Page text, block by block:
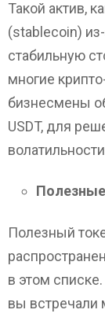
Такой актив,
(stablecoin)
стабильную
многие
бизнесмены
USDT, для
Полезный
в этом
вы встречали